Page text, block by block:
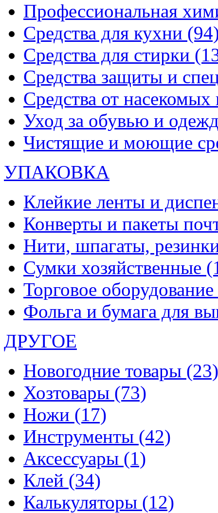
Профессиональная
Средства для кухни
Средства для стирки
Средства защиты и
Средства от
Уход за обувью и
Чистящие и моющие
УПАКОВКА
Клейкие ленты и
Конверты и пакеты
Нити, шпагаты,
Сумки хозяйственные
Торговое оборудование
Фольга и бумага для
ДРУГОЕ
Новогодние товары (23)
Хозтовары (73)
Ножи (17)
Инструменты (42)
Аксессуары (1)
Клей (34)
Калькуляторы (12)